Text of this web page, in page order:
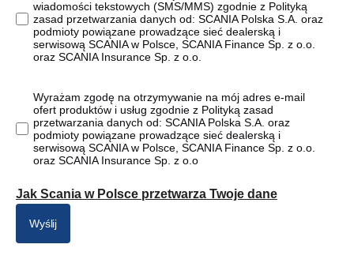
wiadomości tekstowych (SMS/MMS) zgodnie z Polityką
zasad przetwarzania danych od: SCANIA Polska S.A. oraz
podmioty powiązane prowadzące sieć dealerską i
serwisową SCANIA w Polsce, SCANIA Finance Sp. z o.o.
oraz SCANIA Insurance Sp. z o.o.
Wyrażam zgodę na otrzymywanie na mój adres e-mail
ofert produktów i usług zgodnie z Polityką zasad
przetwarzania danych od: SCANIA Polska S.A. oraz
podmioty powiązane prowadzące sieć dealerską i
serwisową SCANIA w Polsce, SCANIA Finance Sp. z o.o.
oraz SCANIA Insurance Sp. z o.o
Jak Scania w Polsce przetwarza Twoje dane
Wyślij